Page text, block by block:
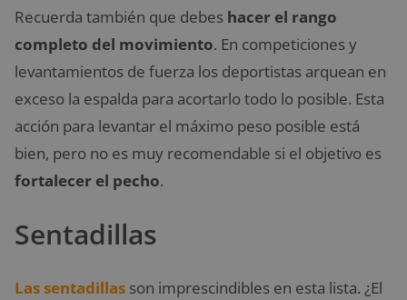
Recuerda también que debes hacer el rango
completo del movimiento. En competiciones y
levantamientos de fuerza los deportistas arquean en
exceso la espalda para acortarlo todo lo posible. Esta
acción para levantar el máximo peso posible está
bien, pero no es muy recomendable si el objetivo es
fortalecer el pecho.
Sentadillas
Las sentadillas son imprescindibles en esta lista. ¿El